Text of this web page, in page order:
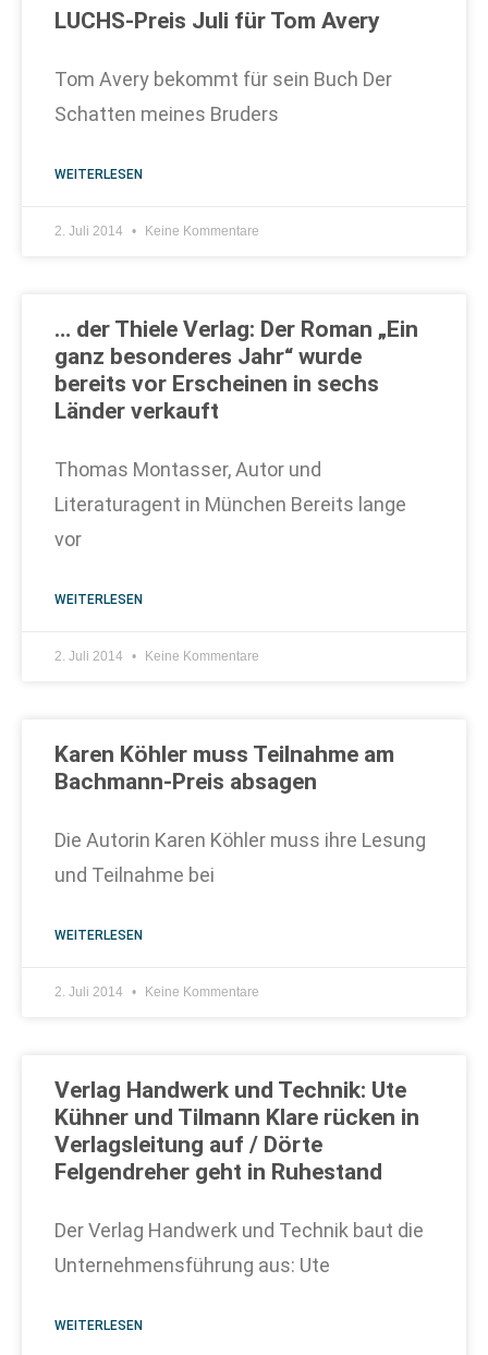
LUCHS-Preis Juli für Tom Avery
Tom Avery bekommt für sein Buch Der
Schatten meines Bruders
WEITERLESEN
2. Juli 2014 Keine Kommentare
… der Thiele Verlag: Der Roman „Ein
ganz besonderes Jahr“ wurde
bereits vor Erscheinen in sechs
Länder verkauft
Thomas Montasser, Autor und
Literaturagent in München Bereits lange
vor
WEITERLESEN
2. Juli 2014 Keine Kommentare
Karen Köhler muss Teilnahme am
Bachmann-Preis absagen
Die Autorin Karen Köhler muss ihre Lesung
und Teilnahme bei
WEITERLESEN
2. Juli 2014 Keine Kommentare
Verlag Handwerk und Technik: Ute
Kühner und Tilmann Klare rücken in
Verlagsleitung auf / Dörte
Felgendreher geht in Ruhestand
Der Verlag Handwerk und Technik baut die
Unternehmensführung aus: Ute
WEITERLESEN